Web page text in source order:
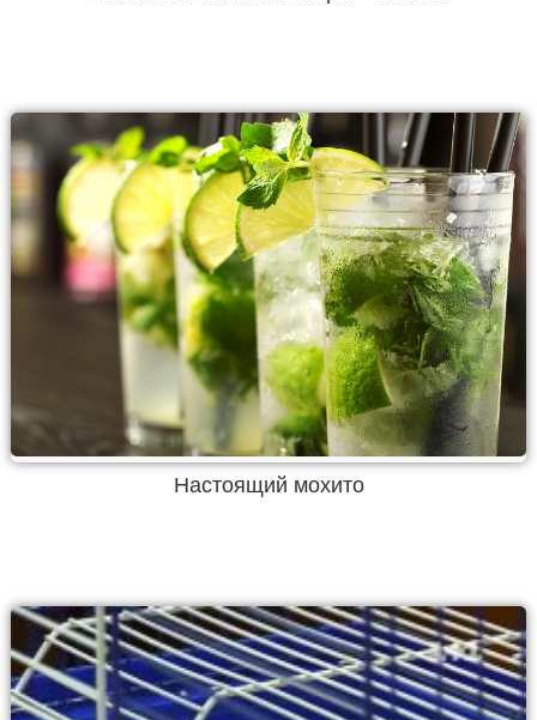
Настоящий мохито